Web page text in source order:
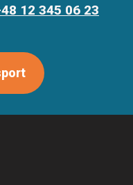
48 12 345 06 23